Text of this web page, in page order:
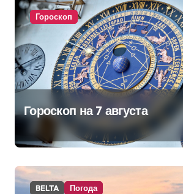
Гороскоп
Гороскоп на 7 августа
BELTA Погода